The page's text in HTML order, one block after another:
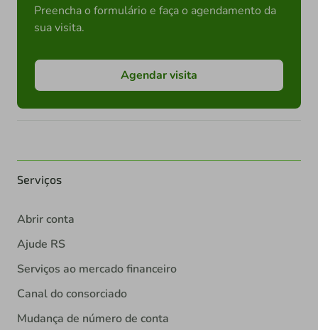
Preencha o formulário e faça o agendamento da
sua visita.
Agendar visita
Serviços
Abrir conta
Ajude RS
Serviços ao mercado financeiro
Canal do consorciado
Mudança de número de conta